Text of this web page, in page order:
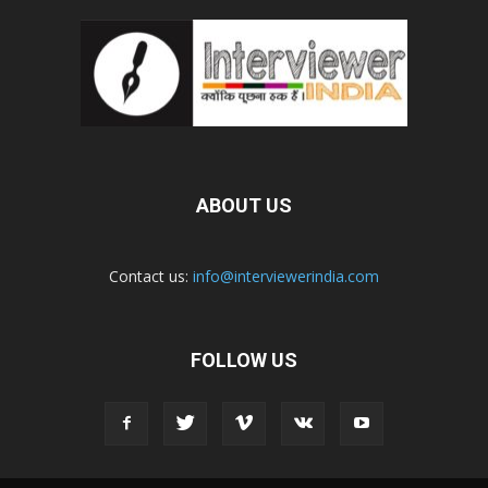
ABOUT US
Contact us: info@interviewerindia.com
FOLLOW US